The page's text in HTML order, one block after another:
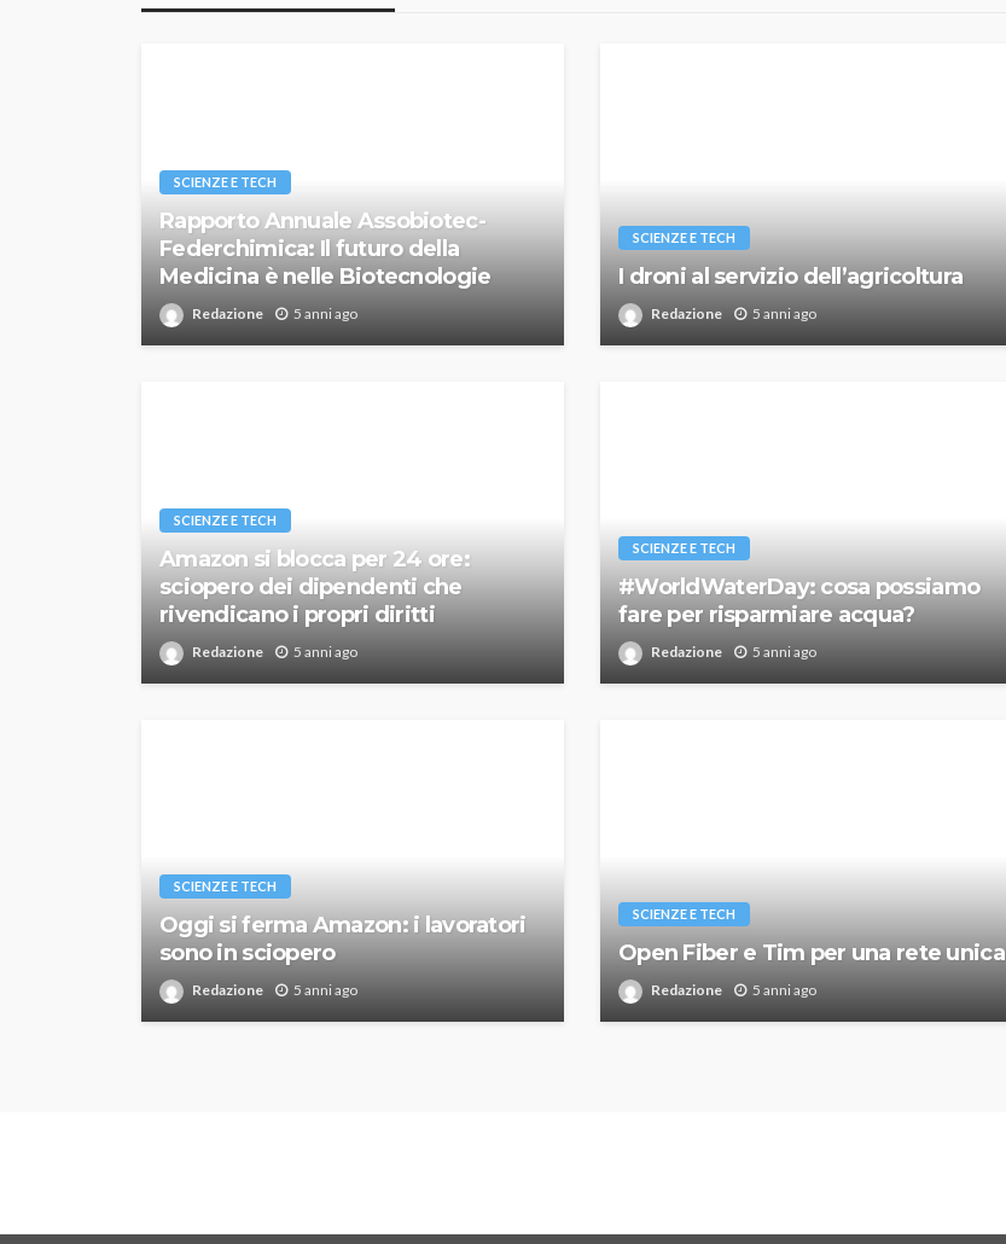
SCIENZE E TECH
Rapporto Annuale Assobiotec-
Federchimica: Il futuro della
Medicina è nelle Biotecnologie
Redazione 5 anni ago
SCIENZE E TECH
I droni al servizio dell’agricoltura
Redazione 5 anni ago
SCIENZE E TECH
Amazon si blocca per 24 ore:
sciopero dei dipendenti che
rivendicano i propri diritti
Redazione 5 anni ago
SCIENZE E TECH
#WorldWaterDay: cosa possiamo
fare per risparmiare acqua?
Redazione 5 anni ago
SCIENZE E TECH
Oggi si ferma Amazon: i lavoratori
sono in sciopero
Redazione 5 anni ago
SCIENZE E TECH
Open Fiber e Tim per una rete unica
Redazione 5 anni ago